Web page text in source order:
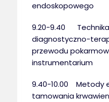
endoskopowego
9.20-9.40 Technika
diagnostyczno-
przewodu
instrumentarium
9.40-10.00 Metody
tamowania